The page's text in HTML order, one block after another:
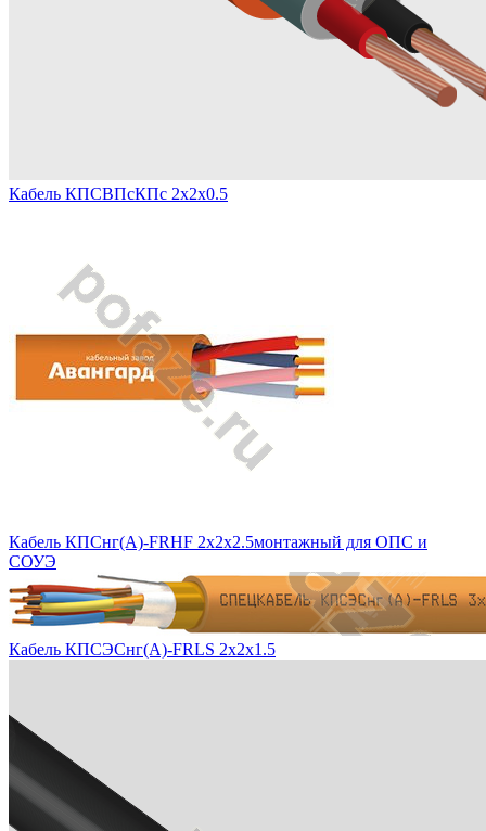
Кабель КПСВПсКПс 2х2х0.5
Кабель КПСнг(А)-FRHF 2x2x2.5монтажный для ОПС и
СОУЭ
Кабель КПСЭСнг(А)-FRLS 2х2х1.5